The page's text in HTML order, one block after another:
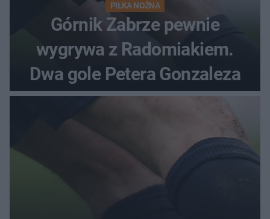
PIŁKA NOŻNA
Górnik Zabrze pewnie
wygrywa z Radomiakiem.
Dwa gole Petera Gonzaleza